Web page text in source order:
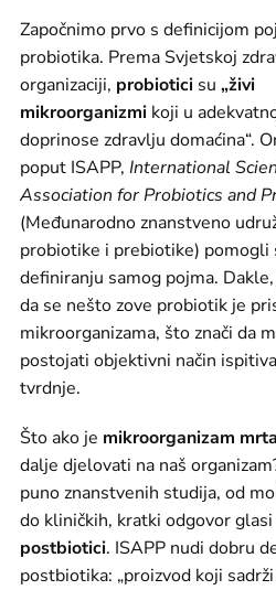
Započnimo prvo s definicijom
probiotika. Prema Svjetskoj
organizaciji, probiotici su „živi
mikroorganizmi koji u
doprinose zdravlju domaćina“.
poput ISAPP, International
Association for Probiotics and
(Međunarodno znanstveno
probiotike i prebiotike) pomogli
definiranju samog pojma.
da se nešto zove probiotik je
mikroorganizama, što znači da
postojati objektivni način
tvrdnje.
Što ako je mikroorganizam
dalje djelovati na naš
puno znanstvenih studija, od
do kliničkih, kratki odgovor glasi
postbiotici. ISAPP nudi dobru
postbiotika: „proizvod koji